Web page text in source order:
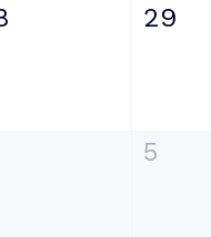
29
5